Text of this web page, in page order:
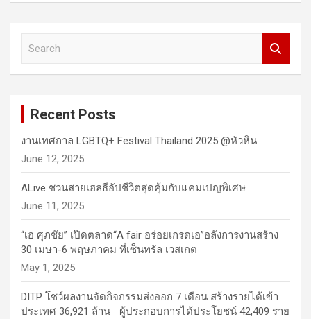
Recent Posts
งานเทศกาล LGBTQ+ Festival Thailand 2025 @หัวหิน
June 12, 2025
ALive ชวนสายเฮลธีอัปชีวิตสุดคุ้มกับแคมเปญพิเศษ
June 11, 2025
“เอ ศุภชัย” เปิดตลาด“A fair อร่อยเกรดเอ”อลังการงานสร้าง
30 เมษา-6 พฤษภาคม ที่เซ็นทรัล เวสเกต
May 1, 2025
DITP โชว์ผลงานจัดกิจกรรมส่งออก 7 เดือน สร้างรายได้เข้า
ประเทศ 36,921 ล้าน ผู้ประกอบการได้ประโยชน์ 42,409 ราย